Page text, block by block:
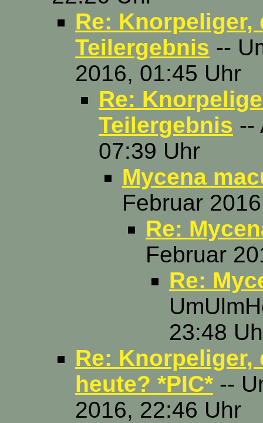
Re:
Teilergebnis --
2016, 01:45 Uhr
Re:
Teilergebnis --
07:39 Uhr
Mycena
Februar
Re:
Februar
Re:
23:48
Re:
heute? *PIC* --
2016, 22:46 Uhr